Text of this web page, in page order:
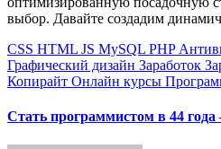
выбор. Давайте создадим
CSS HTML JS MySQL PHP
Графический дизайн Заработок
Копирайт Онлайн курсы
Cтать программистом в 44